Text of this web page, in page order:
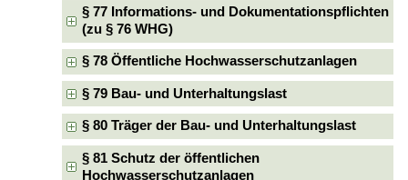
§ 77 Informations- und Dokumentationspflichten
(zu § 76 WHG)
§ 78 Öffentliche Hochwasserschutzanlagen
§ 79 Bau- und Unterhaltungslast
§ 80 Träger der Bau- und Unterhaltungslast
§ 81 Schutz der öffentlichen
Hochwasserschutzanlagen